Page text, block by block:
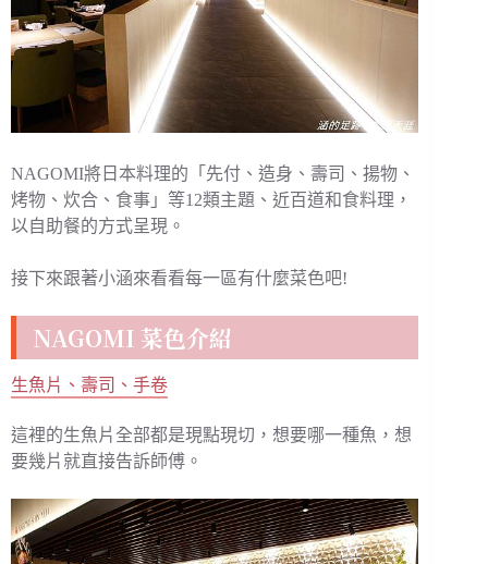
NAGOMI將日本料理的「先付、造身、壽司、揚物、
烤物、炊合、食事」等12類主題、近百道和食料理，
以自助餐的方式呈現。
接下來跟著小涵來看看每一區有什麼菜色吧!
NAGOMI 菜色介紹
生魚片、壽司、手卷
這裡的生魚片全部都是現點現切，想要哪一種魚，想
要幾片就直接告訴師傅。